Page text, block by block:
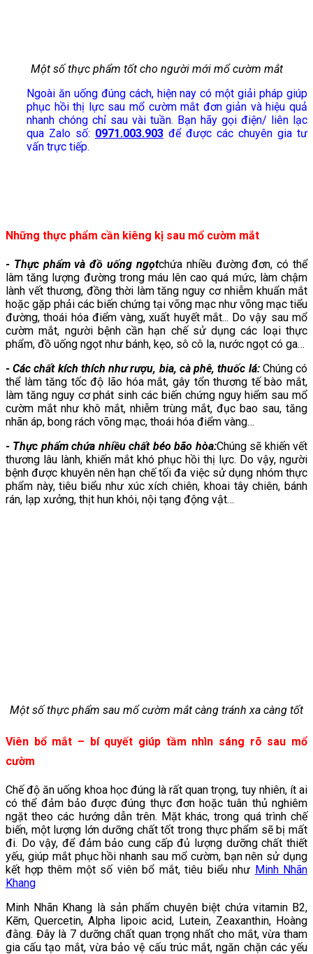
Một số thực phẩm tốt cho người mới mổ cườm mắt
Ngoài ăn uống đúng cách, hiện nay có một giải pháp giúp
phục hồi thị lực sau mổ cườm mắt đơn giản và hiệu quả
nhanh chóng chỉ sau vài tuần. Bạn hãy gọi điện/ liên lạc
qua Zalo số: 0971.003.903 để được các chuyên gia tư
vấn trực tiếp.
Những thực phẩm cần kiêng kị sau mổ cườm mắt
- Thực phẩm và đồ uống ngọtchứa nhiều đường đơn, có thể
làm tăng lượng đường trong máu lên cao quá mức, làm chậm
lành vết thương, đồng thời làm tăng nguy cơ nhiễm khuẩn mắt
hoặc gặp phải các biến chứng tại võng mạc như võng mạc tiểu
đường, thoái hóa điểm vàng, xuất huyết mắt... Do vậy sau mổ
cườm mắt, người bệnh cần hạn chế sử dụng các loại thực
phẩm, đồ uống ngọt như bánh, kẹo, sô cô la, nước ngọt có ga…
- Các chất kích thích như rượu, bia, cà phê, thuốc lá: Chúng có
thể làm tăng tốc độ lão hóa mắt, gây tổn thương tế bào mắt,
làm tăng nguy cơ phát sinh các biến chứng nguy hiểm sau mổ
cườm mắt như khô mắt, nhiễm trùng mắt, đục bao sau, tăng
nhãn áp, bong rách võng mạc, thoái hóa điểm vàng…
- Thực phẩm chứa nhiều chất béo bão hòa:Chúng sẽ khiến vết
thương lâu lành, khiến mắt khó phục hồi thị lực. Do vậy, người
bệnh được khuyên nên hạn chế tối đa việc sử dụng nhóm thực
phẩm này, tiêu biểu như xúc xích chiên, khoai tây chiên, bánh
rán, lạp xưởng, thịt hun khói, nội tạng động vật…
Một số thực phẩm sau mổ cườm mắt càng tránh xa càng tốt
Viên bổ mắt – bí quyết giúp tầm nhìn sáng rõ sau mổ
cườm
Chế độ ăn uống khoa học đúng là rất quan trọng, tuy nhiên, ít ai
có thể đảm bảo được đúng thực đơn hoặc tuân thủ nghiêm
ngặt theo các hướng dẫn trên. Mặt khác, trong quá trình chế
biến, một lượng lớn dưỡng chất tốt trong thực phẩm sẽ bị mất
đi. Do vậy, để đảm bảo cung cấp đủ lượng dưỡng chất thiết
yếu, giúp mắt phục hồi nhanh sau mổ cườm, bạn nên sử dụng
kết hợp thêm một số viên bổ mắt, tiêu biểu như Minh Nhãn
Khang
Minh Nhãn Khang là sản phẩm chuyên biệt chứa vitamin B2,
Kẽm, Quercetin, Alpha lipoic acid, Lutein, Zeaxanthin, Hoàng
đằng. Đây là 7 dưỡng chất quan trọng nhất cho mắt, vừa tham
gia cấu tạo mắt, vừa bảo vệ cấu trúc mắt, ngăn chặn các yếu